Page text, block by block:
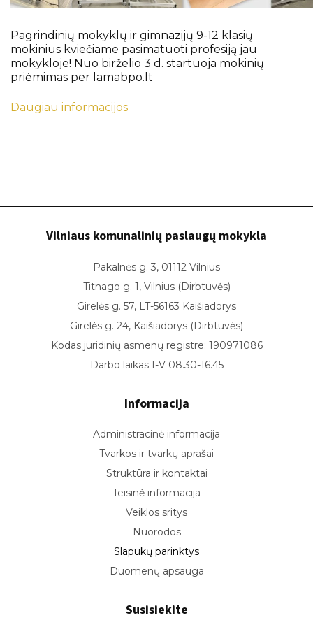
Pasiekimai
Pažymėjimai
Atostogos
Pagrindinių mokyklų ir gimnazijų 9-12 klasių
mokinius kviečiame pasimatuoti profesiją jau
mokykloje! Nuo birželio 3 d. startuoja mokinių
priėmimas per lamabpo.lt
Daugiau informacijos
Vilniaus komunalinių paslaugų mokykla
Pakalnės g. 3, 01112 Vilnius
Titnago g. 1, Vilnius (Dirbtuvės)
Girelės g. 57, LT-56163 Kaišiadorys
Girelės g. 24, Kaišiadorys (Dirbtuvės)
Kodas juridinių asmenų registre: 190971086
Darbo laikas I-V 08.30-16.45
Informacija
Administracinė informacija
Tvarkos ir tvarkų aprašai
Struktūra ir kontaktai
Teisinė informacija
Veiklos sritys
Nuorodos
Slapukų parinktys
Duomenų apsauga
Susisiekite